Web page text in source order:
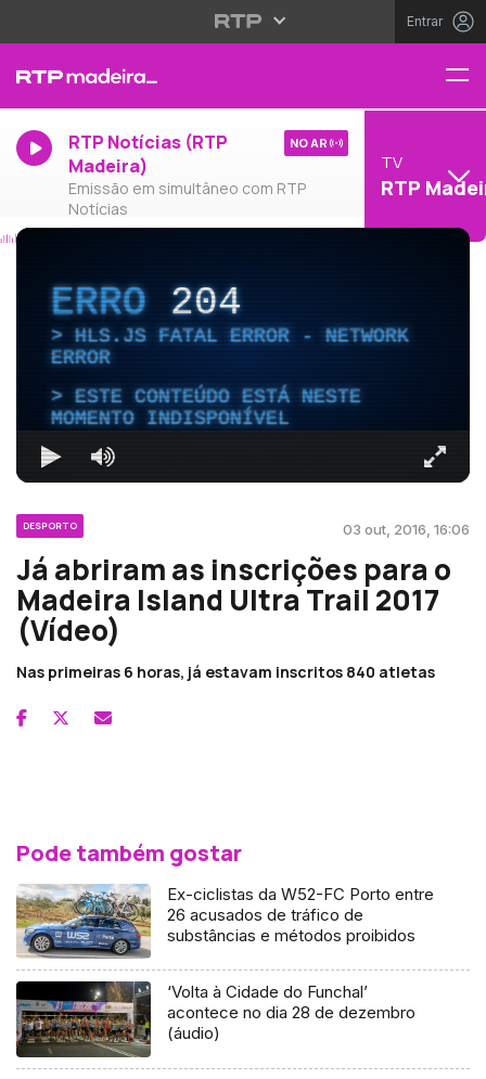
Entrar
RTP Notícias (RTP
Madeira)
Emissão em simultâneo com RTP
Notícias
NO AR
TV
RTP
ERRO204
HLS.JS FATAL ERROR - NETWORK
ERROR
ESTE CONTEÚDO ESTÁ NESTE
MOMENTO INDISPONÍVEL
DESPORTO 03 out, 2016, 16:06
Já abriram as inscrições para o
Madeira Island Ultra Trail 2017
(Vídeo)
Nas primeiras 6 horas, já estavam inscritos 840 atletas
Pode também gostar
Ex-ciclistas da W52-FC Porto entre
26 acusados de tráfico de
substâncias e métodos proibidos
‘Volta à Cidade do Funchal’
acontece no dia 28 de dezembro
(áudio)